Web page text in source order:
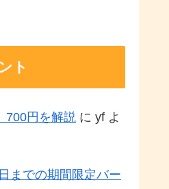
ト
円を解説 に yf よ
までの期間限定バー